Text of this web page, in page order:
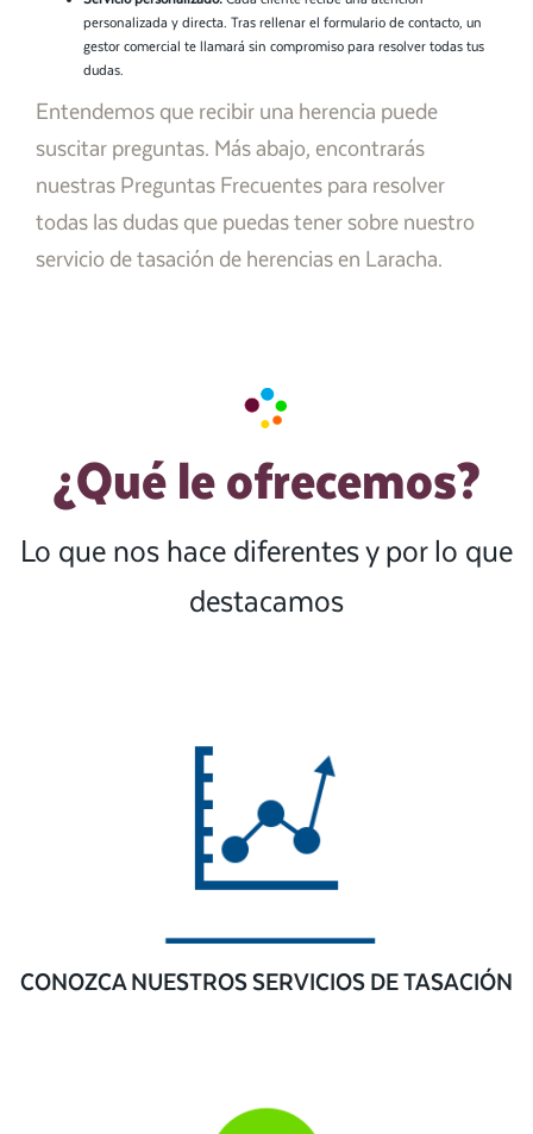
personalizada y directa. Tras rellenar el formulario de contacto, un
gestor comercial te llamará sin compromiso para resolver todas tus
dudas.
Entendemos que recibir una herencia puede
suscitar preguntas. Más abajo, encontrarás
nuestras Preguntas Frecuentes para resolver
todas las dudas que puedas tener sobre nuestro
servicio de tasación de herencias en Laracha.
¿Qué le ofrecemos?
Lo que nos hace diferentes y por lo que
destacamos
CONOZCA NUESTROS SERVICIOS DE TASACIÓN